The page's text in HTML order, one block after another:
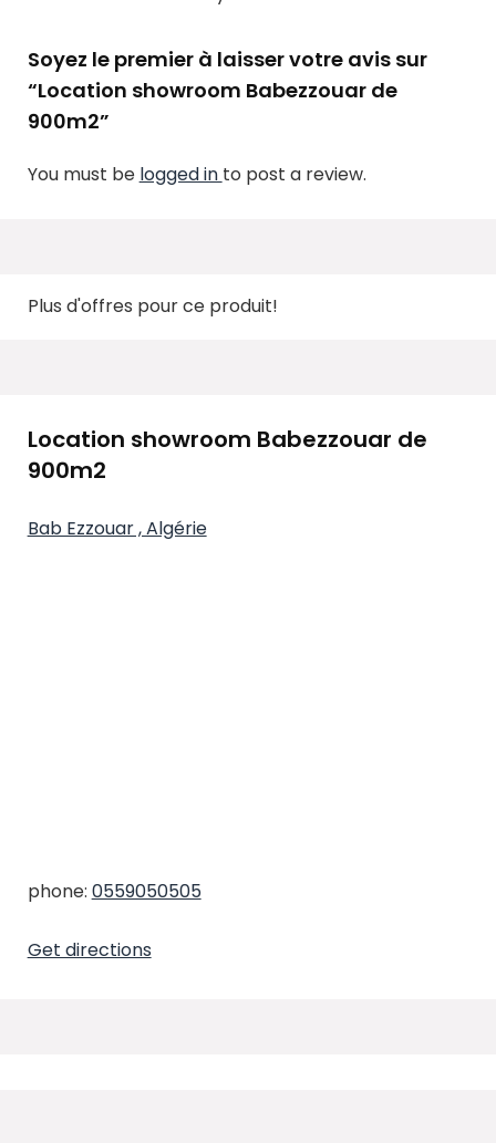
Soyez le premier à laisser votre avis sur
“Location showroom Babezzouar de
900m2”
You must be logged in to post a review.
Plus d'offres pour ce produit!
Location showroom Babezzouar de
900m2
Bab Ezzouar , Algérie
phone: 0559050505
Get directions